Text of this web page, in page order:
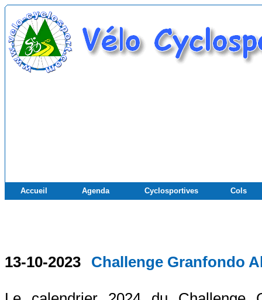
Accueil Agenda Cyclosportives Cols
13-10-2023 Challenge Granfondo